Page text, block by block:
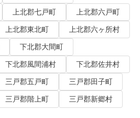
上北郡七戸町
上北郡六戸町
上北郡東北町
上北郡六ヶ所村
下北郡大間町
下北郡風間浦村
下北郡佐井村
三戸郡五戸町
三戸郡田子町
三戸郡階上町 三戸郡新郷村